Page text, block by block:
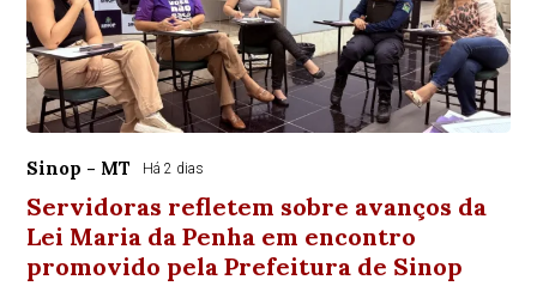
Sinop - MT Há 2 dias
Servidoras refletem sobre avanços da
Lei Maria da Penha em encontro
promovido pela Prefeitura de Sinop